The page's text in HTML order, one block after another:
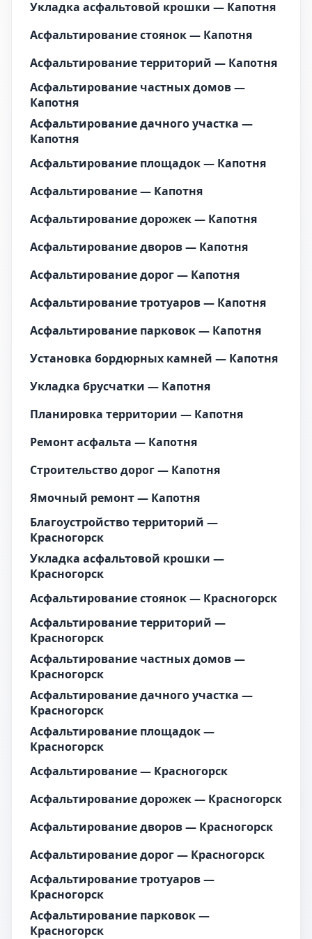
Укладка асфальтовой крошки — Капотня
Асфальтирование стоянок — Капотня
Асфальтирование территорий — Капотня
Асфальтирование частных домов —
Капотня
Асфальтирование дачного участка —
Капотня
Асфальтирование площадок — Капотня
Асфальтирование — Капотня
Асфальтирование дорожек — Капотня
Асфальтирование дворов — Капотня
Асфальтирование дорог — Капотня
Асфальтирование тротуаров — Капотня
Асфальтирование парковок — Капотня
Установка бордюрных камней — Капотня
Укладка брусчатки — Капотня
Планировка территории — Капотня
Ремонт асфальта — Капотня
Строительство дорог — Капотня
Ямочный ремонт — Капотня
Благоустройство территорий —
Красногорск
Укладка асфальтовой крошки —
Красногорск
Асфальтирование стоянок — Красногорск
Асфальтирование территорий —
Красногорск
Асфальтирование частных домов —
Красногорск
Асфальтирование дачного участка —
Красногорск
Асфальтирование площадок —
Красногорск
Асфальтирование — Красногорск
Асфальтирование дорожек — Красногорск
Асфальтирование дворов — Красногорск
Асфальтирование дорог — Красногорск
Асфальтирование тротуаров —
Красногорск
Асфальтирование парковок —
Красногорск